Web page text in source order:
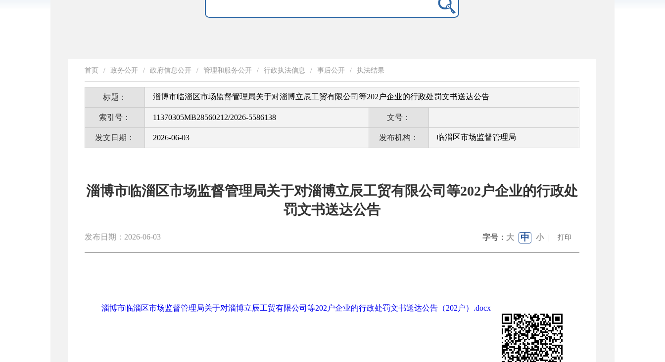
首页 / 政务公开 / 政府信息公开 / 管理和服务公开 / 行政执法信息 / 事后公开 / 执法结果
标题： 淄博市临淄区市场监督管理局关于对淄博立辰工贸有限公司等202户企业的行政处罚文书送达公告
索引号： 11370305MB28560212/2026-5586138 文号：
发文日期： 2026-06-03 发布机构： 临淄区市场监督管理局
淄博市临淄区市场监督管理局关于对淄博立辰工贸有限公司等202户企业的行政处
罚文书送达公告
发布日期：2026-06-03 字号： 大 中 小 | 打印
淄博市临淄区市场监督管理局关于对淄博立辰工贸有限公司等202户企业的行政处罚文书送达公告（202户）.docx